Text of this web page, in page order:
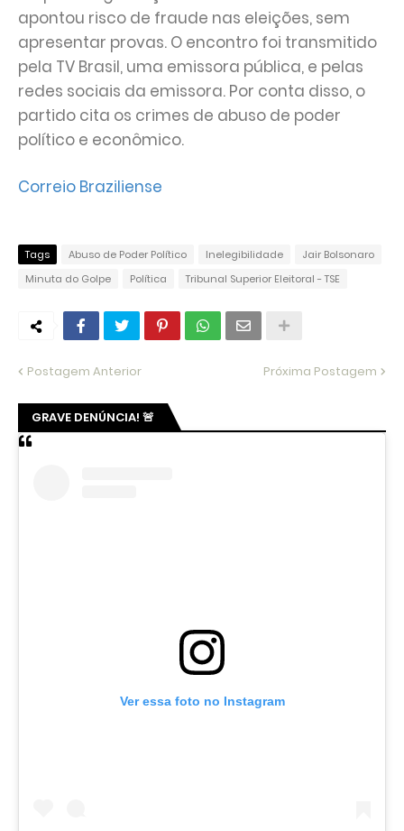
apontou risco de fraude nas eleições, sem
apresentar provas. O encontro foi transmitido
pela TV Brasil, uma emissora pública, e pelas
redes sociais da emissora. Por conta disso, o
partido cita os crimes de abuso de poder
político e econômico.
Correio Braziliense
Tags Abuso de Poder Político Inelegibilidade
Jair Bolsonaro
Minuta do Golpe
Política Tribunal Superior Eleitoral - TSE
Postagem Anterior Próxima Postagem
GRAVE DENÚNCIA! 🚨
Ver essa foto no Instagram